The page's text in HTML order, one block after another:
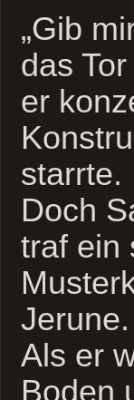
„Gib
das
er
starrte.
Doch
traf ein
Jerune.
Als er
Boden